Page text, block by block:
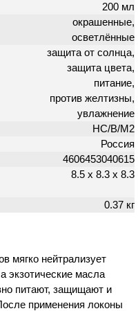
200 мл
окрашенные,
осветлённые
защита от солнца,
защита цвета,
питание,
против желтизны,
увлажнение
HC/B/M2
Россия
4606453040615
8.5 х 8.3 х 8.3
0.37 кг
мягко нейтрализует
экзотические масла
питают, защищают и
применения локоны